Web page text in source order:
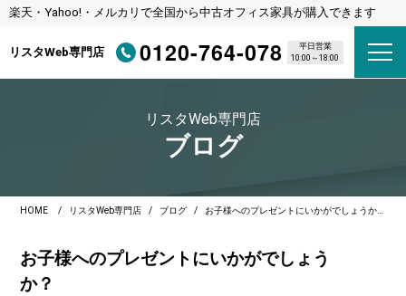
楽天・Yahoo!・メルカリで全国から中古オフィス家具が購入できます
リスタWeb専門店 0120-764-078
平日営業
10:00～18:00
リスタWeb専門店
ブログ
HOME リスタWeb専門店 ブログ お子様へのプレゼントにいかがでしょうか？
お子様へのプレゼントにいかがでしょう
か？